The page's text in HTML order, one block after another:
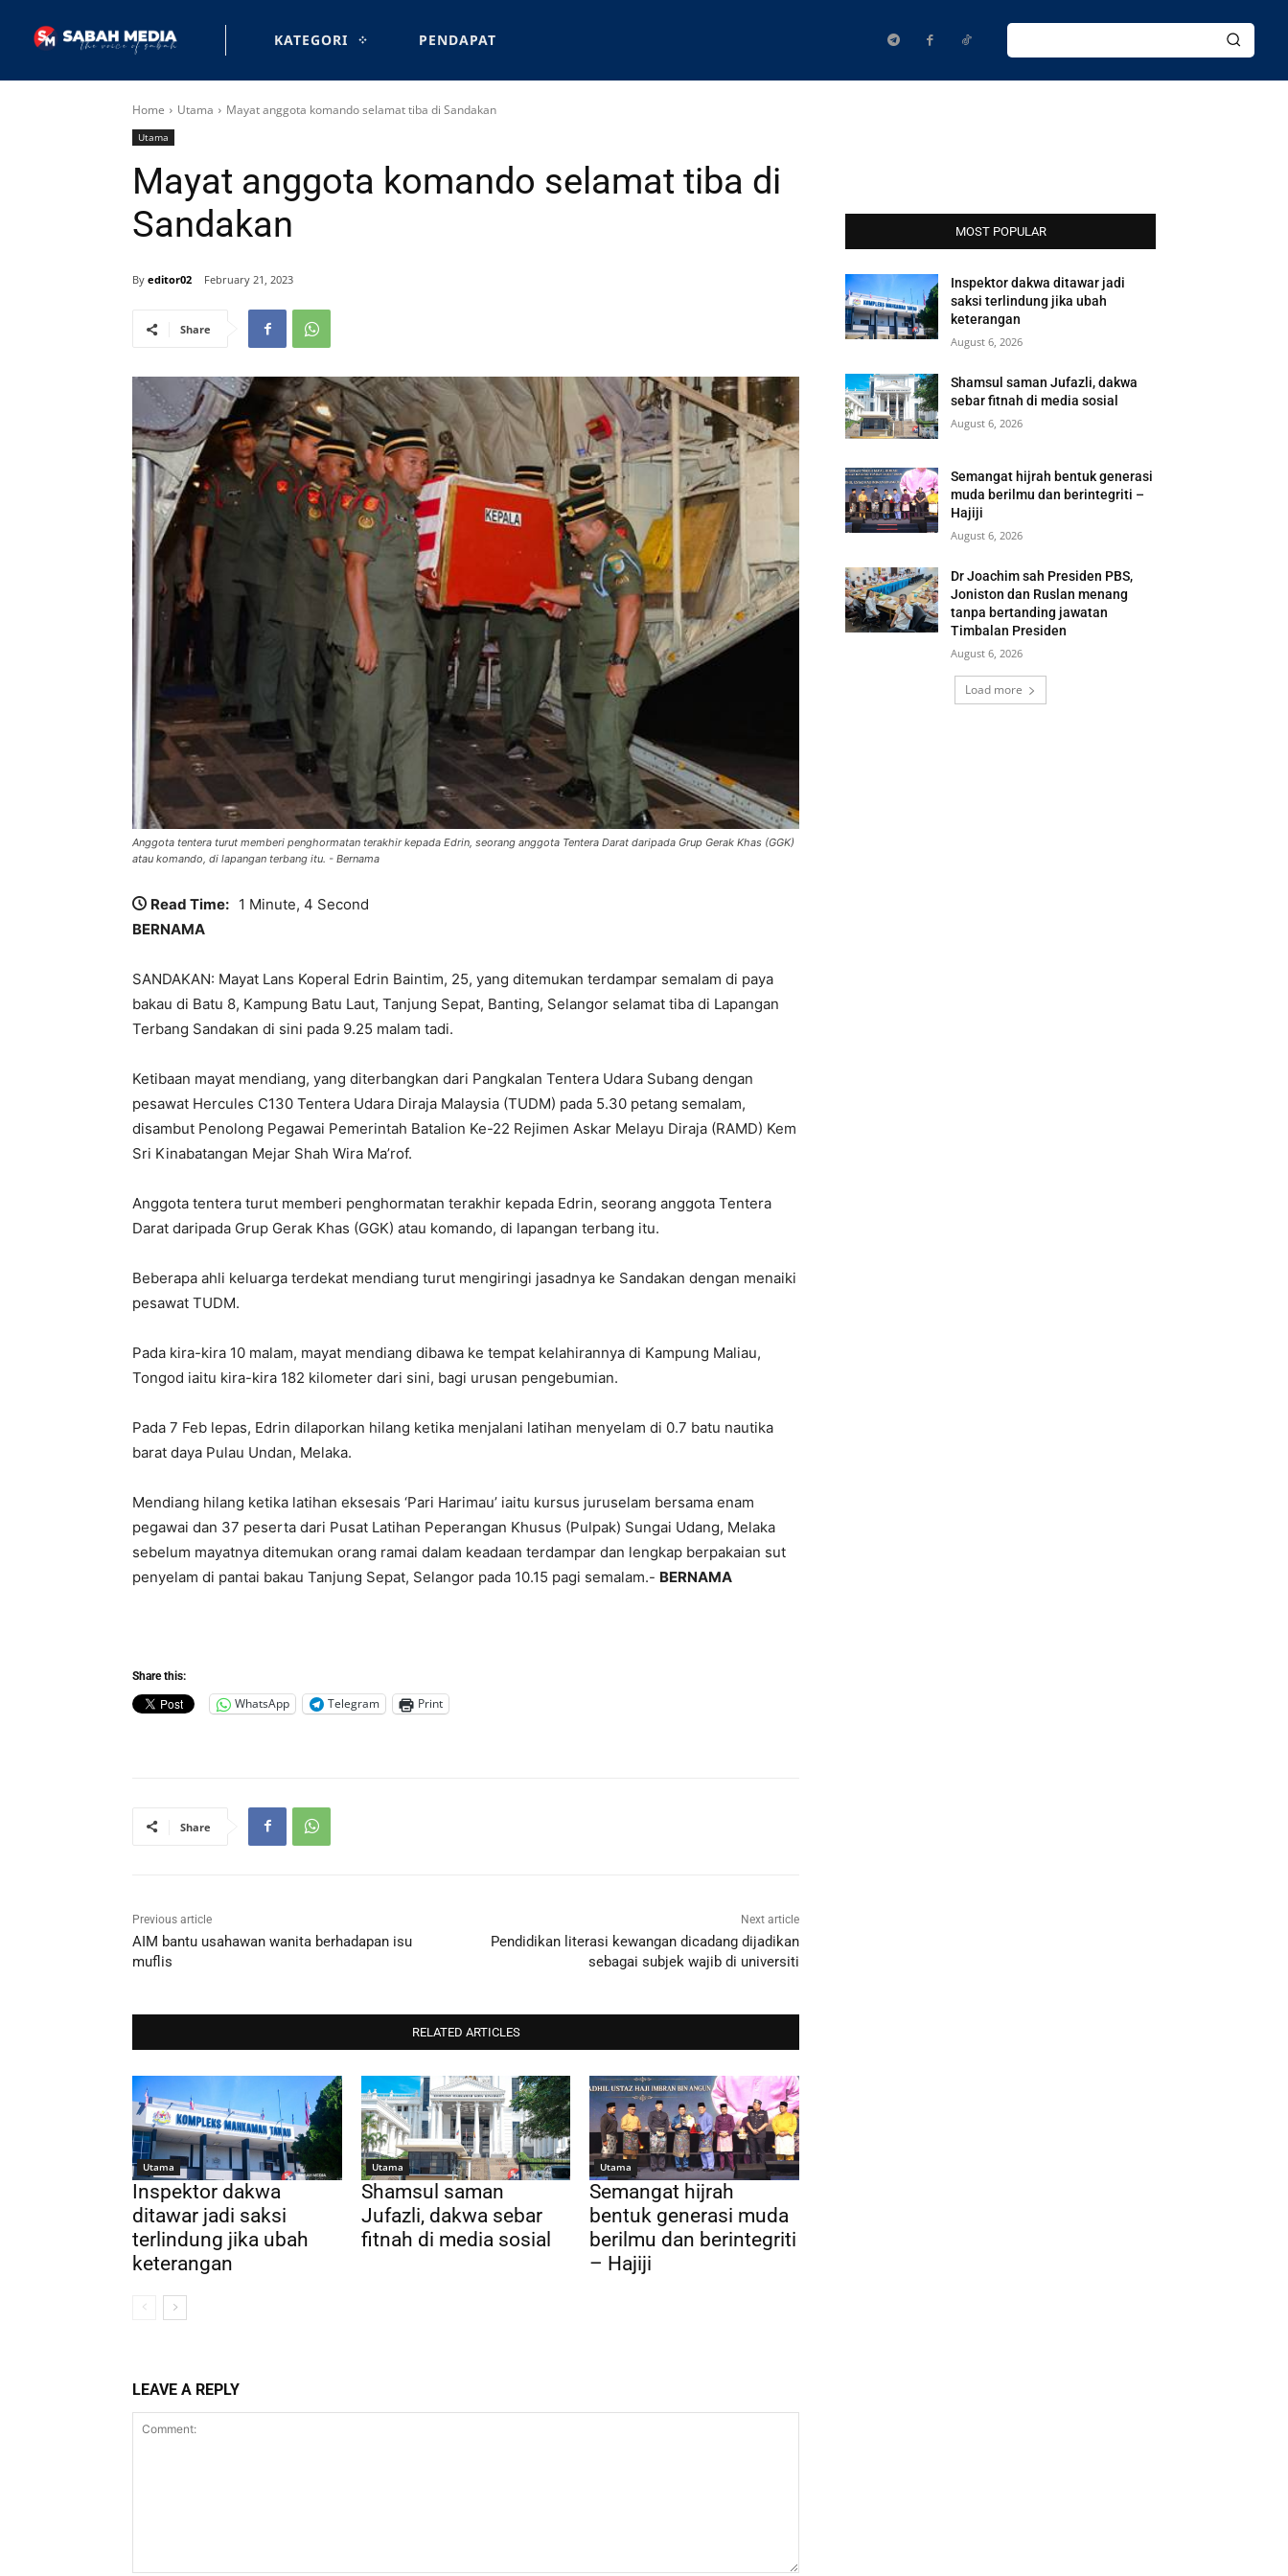
KATEGORI PENDAPAT
Home Utama Mayat anggota komando selamat tiba di Sandakan
Utama
Mayat anggota komando selamat tiba di
Sandakan
By editor02 February 21, 2023
Share
Anggota tentera turut memberi penghormatan terakhir kepada Edrin, seorang anggota Tentera Darat daripada Grup Gerak Khas (GGK)
atau komando, di lapangan terbang itu. - Bernama
Read Time: 1 Minute, 4 Second
BERNAMA
SANDAKAN: Mayat Lans Koperal Edrin Baintim, 25, yang ditemukan terdampar semalam di paya
bakau di Batu 8, Kampung Batu Laut, Tanjung Sepat, Banting, Selangor selamat tiba di Lapangan
Terbang Sandakan di sini pada 9.25 malam tadi.
Ketibaan mayat mendiang, yang diterbangkan dari Pangkalan Tentera Udara Subang dengan
pesawat Hercules C130 Tentera Udara Diraja Malaysia (TUDM) pada 5.30 petang semalam,
disambut Penolong Pegawai Pemerintah Batalion Ke-22 Rejimen Askar Melayu Diraja (RAMD) Kem
Sri Kinabatangan Mejar Shah Wira Ma’rof.
Anggota tentera turut memberi penghormatan terakhir kepada Edrin, seorang anggota Tentera
Darat daripada Grup Gerak Khas (GGK) atau komando, di lapangan terbang itu.
Beberapa ahli keluarga terdekat mendiang turut mengiringi jasadnya ke Sandakan dengan menaiki
pesawat TUDM.
Pada kira-kira 10 malam, mayat mendiang dibawa ke tempat kelahirannya di Kampung Maliau,
Tongod iaitu kira-kira 182 kilometer dari sini, bagi urusan pengebumian.
Pada 7 Feb lepas, Edrin dilaporkan hilang ketika menjalani latihan menyelam di 0.7 batu nautika
barat daya Pulau Undan, Melaka.
Mendiang hilang ketika latihan eksesais ‘Pari Harimau’ iaitu kursus juruselam bersama enam
pegawai dan 37 peserta dari Pusat Latihan Peperangan Khusus (Pulpak) Sungai Udang, Melaka
sebelum mayatnya ditemukan orang ramai dalam keadaan terdampar dan lengkap berpakaian sut
penyelam di pantai bakau Tanjung Sepat, Selangor pada 10.15 pagi semalam.- BERNAMA
Share this:
WhatsApp Telegram Print
Share
Previous article
AIM bantu usahawan wanita berhadapan isu
muflis
Next article
Pendidikan literasi kewangan dicadang dijadikan
sebagai subjek wajib di universiti
RELATED ARTICLES
Utama
Inspektor dakwa
ditawar jadi saksi
terlindung jika ubah
keterangan
Utama
Shamsul saman
Jufazli, dakwa sebar
fitnah di media sosial
Utama
Semangat hijrah
bentuk generasi muda
berilmu dan berintegriti
– Hajiji
LEAVE A REPLY
MOST POPULAR
Inspektor dakwa ditawar jadi
saksi terlindung jika ubah
keterangan
August 6, 2026
Shamsul saman Jufazli, dakwa
sebar fitnah di media sosial
August 6, 2026
Semangat hijrah bentuk generasi
muda berilmu dan berintegriti –
Hajiji
August 6, 2026
Dr Joachim sah Presiden PBS,
Joniston dan Ruslan menang
tanpa bertanding jawatan
Timbalan Presiden
August 6, 2026
Load more